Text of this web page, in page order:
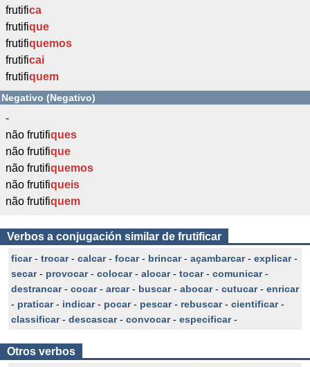
frutifica
frutifique
frutifiquemos
frutificai
frutifiquem
Negativo (Negativo)
-
não frutifiques
não frutifique
não frutifiquemos
não frutifiqueis
não frutifiquem
Verbos a conjugación similar de frutificar
ficar- trocar- calcar- focar- brincar- açambarcar- explicar-
secar- provocar- colocar- alocar- tocar- comunicar-
destrancar- cocar- arcar- buscar- abocar- cutucar- enricar
- praticar- indicar- pocar- pescar- rebuscar- cientificar-
classificar- descascar- convocar- especificar-
Otros verbos